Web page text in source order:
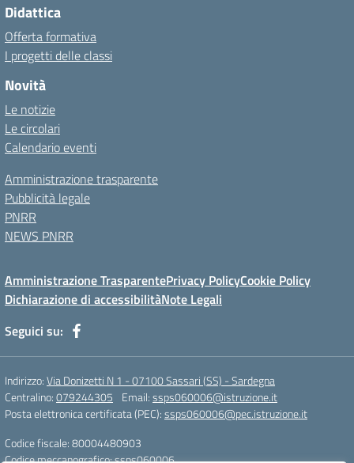
Didattica
Offerta formativa
I progetti delle classi
Novità
Le notizie
Le circolari
Calendario eventi
Amministrazione trasparente
Pubblicità legale
PNRR
NEWS PNRR
Amministrazione TrasparentePrivacy PolicyCookie Policy
Dichiarazione di accessibilitàNote Legali
Seguici su:
Indirizzo:Via Donizetti N 1 - 07100 Sassari (SS) - Sardegna
Centralino:079244305 Email:ssps060006@istruzione.it
Posta elettronica certificata (PEC):ssps060006@pec.istruzione.it
Codice fiscale: 80004480903
Codice meccanografico:ssps060006